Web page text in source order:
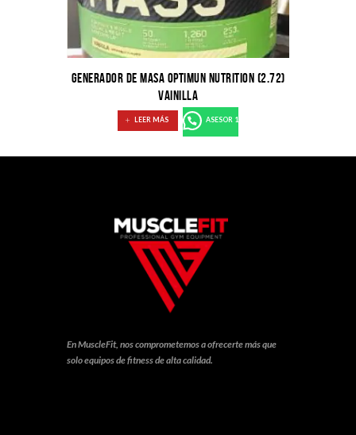
GENERADOR DE MASA OPTIMUN NUTRITION (2.72)
VAINILLA
LEER MÁS ASESOR 1
En MuscleFit, nos comprometemos a ofrecerte más que
solo equipos de fitness de alta calidad.